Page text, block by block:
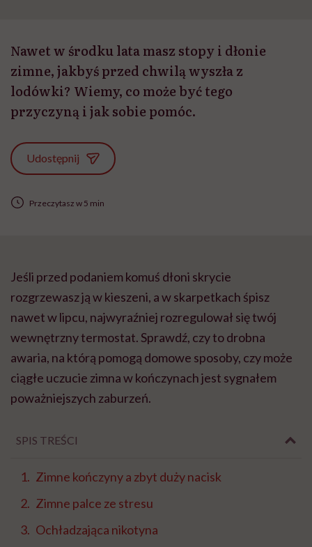
Nawet w środku lata masz stopy i dłonie
zimne, jakbyś przed chwilą wyszła z
lodówki? Wiemy, co może być tego
przyczyną i jak sobie pomóc.
Udostępnij
Przeczytasz w 5 min
Jeśli przed podaniem komuś dłoni skrycie
rozgrzewasz ją w kieszeni, a w skarpetkach śpisz
nawet w lipcu, najwyraźniej rozregulował się twój
wewnętrzny termostat. Sprawdź, czy to drobna
awaria, na którą pomogą domowe sposoby, czy może
ciągłe uczucie zimna w kończynach jest sygnałem
poważniejszych zaburzeń.
SPIS TREŚCI
Zimne kończyny a zbyt duży nacisk
Zimne palce ze stresu
Ochładzająca nikotyna